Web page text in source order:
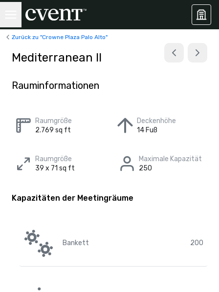
Zurück zu "Crowne Plaza Palo Alto"
Mediterranean II
Rauminformationen
Raumgröße
2.769 sq ft
Deckenhöhe
14 Fuß
Raumgröße
39 x 71 sq ft
Maximale Kapazität
250
Kapazitäten der Meetingräume
Bankett 200